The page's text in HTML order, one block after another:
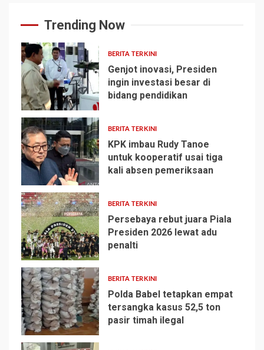
Trending Now
1
BERITA TERKINI
Genjot inovasi, Presiden
ingin investasi besar di
bidang pendidikan
BERITA TERKINI
KPK imbau Rudy Tanoe
untuk kooperatif usai tiga
kali absen pemeriksaan
3
BERITA TERKINI
Persebaya rebut juara Piala
Presiden 2026 lewat adu
penalti
4
BERITA TERKINI
Polda Babel tetapkan empat
tersangka kasus 52,5 ton
pasir timah ilegal